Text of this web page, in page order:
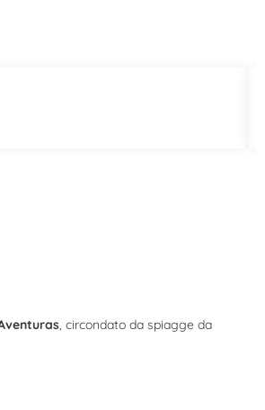
, circondato da spiagge da